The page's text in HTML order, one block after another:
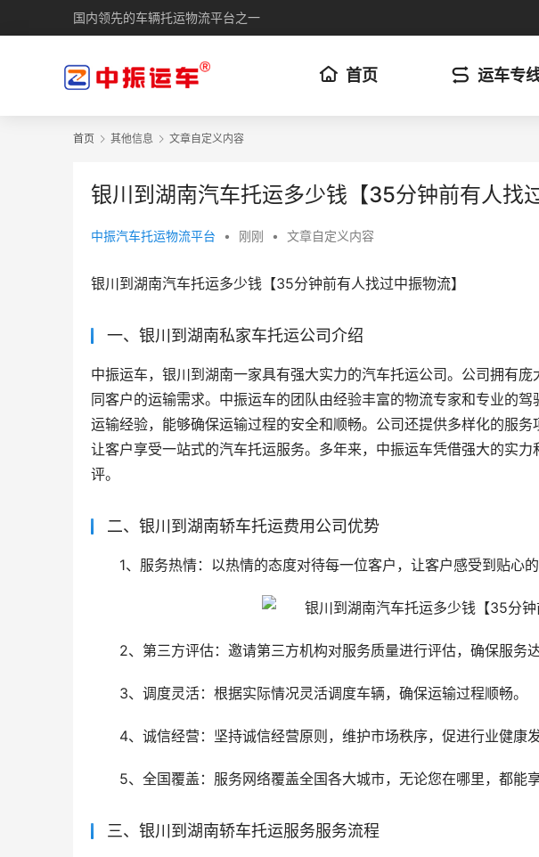
国内领先的车辆托运物流平台之一
首页 运车专
首页 其他信息 文章自定义内容
银川到湖南汽车托运多少钱【35分钟前有人找
中振汽车托运物流平台 • 刚刚 • 文章自定义内容
银川到湖南汽车托运多少钱【35分钟前有人找过中振物流】
一、银川到湖南私家车托运公司介绍
中振运车，银川到湖南一家具有强大实力的汽车托运公司。公司拥有
同客户的运输需求。中振运车的团队由经验丰富的物流专家和专业的
运输经验，能够确保运输过程的安全和顺畅。公司还提供多样化的服
让客户享受一站式的汽车托运服务。多年来，中振运车凭借强大的实
评。
二、银川到湖南轿车托运费用公司优势
1、服务热情：以热情的态度对待每一位客户，让客户感受到贴心的
2、第三方评估：邀请第三方机构对服务质量进行评估，确保服务达
3、调度灵活：根据实际情况灵活调度车辆，确保运输过程顺畅。
4、诚信经营：坚持诚信经营原则，维护市场秩序，促进行业健康发
5、全国覆盖：服务网络覆盖全国各大城市，无论您在哪里，都能
三、银川到湖南轿车托运服务服务流程